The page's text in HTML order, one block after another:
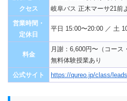
クセス
岐阜バス 正木マーサ21前
営業時間・
定休日
平日 15:00〜20:00 ／ 土
料金
月謝：6,600円〜（コース
無料体験授業あり
公式サイト
https://qureo.jp/class/